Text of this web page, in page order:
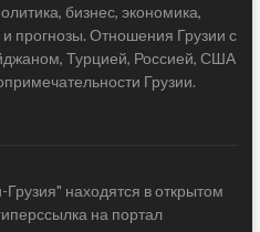
бизнес, экономика,
прогнозы. Отношения Грузии с
Турцией, Россией, США
Грузии.
находятся в открытом
на портал